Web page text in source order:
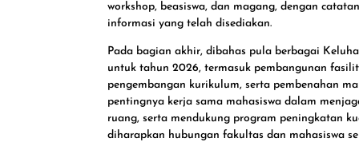
workshop, beasiswa, dan magang, dengan
informasi yang telah disediakan.
Pada bagian akhir, dibahas pula berbagai
untuk tahun 2026, termasuk pembangunan
pengembangan kurikulum, serta pembenahan
pentingnya kerja sama mahasiswa dalam
ruang, serta mendukung program peningkatan
diharapkan hubungan fakultas dan mahasiswa